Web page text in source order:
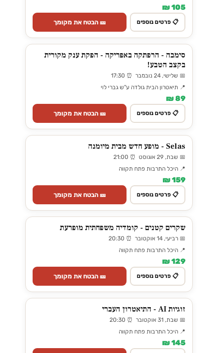
105 ₪
📋 פרטים נוספים 🎫 הבטח את מקומך
סימבה - הרפתקה באפריקה - הפקת ענק מקורית
בקצב הטבע!
📅 שלישי, 24 נובמבר ⏰ 17:30
📍 תיאטרון הבית גולדה ע"ש גברי לוי
89 ₪
📋 פרטים נוספים 🎫 הבטח את מקומך
Selas - מופע חדש מבית מיומנה
📅 שבת, 29 אוגוסט ⏰ 21:00
📍 היכל התרבות פתח תקווה
159 ₪
📋 פרטים נוספים 🎫 הבטח את מקומך
שקרים קטנים - קומדיה משפחתית מופרעת
📅 רביעי, 14 אוקטובר ⏰ 20:30
📍 היכל התרבות פתח תקווה
129 ₪
📋 פרטים נוספים 🎫 הבטח את מקומך
זוגיות AI - התיאטרון העברי
📅 שבת, 31 אוקטובר ⏰ 20:30
📍 היכל התרבות פתח תקווה
145 ₪